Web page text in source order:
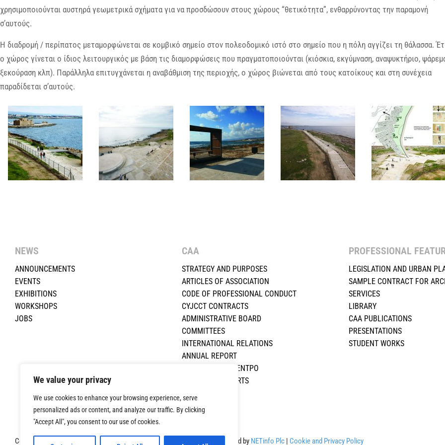
We value your privacy
We use cookies to enhance your browsing experience, serve
personalized ads or content, and analyze our traffic. By clicking
"Accept All", you consent to our use of cookies.
χρησιμοποιούνται αυστηρά γεωμετρικά σχήματα για να προσδώσουν στους χώρους “θετικότητα”, ενθαρρύνοντας την παραμονή
σ’αυτούς.
Η διαδρομή / περίπατος μεταμορφώνεται σε κομβικό σημείο στον πολεοδομικό ιστό στο σημείο που η πόλη αγγίζει τη θάλασσα.
ο χώρος γίνεται ο ίδιος λειτουργικός με βάση τις διαμορφώσεις που πραγματοποιούνται (κιόσκια, εκγύμναση, αναψυκτήριο,
ξεκούραση κλπ). Παράλληλα επιτυγχάνεται η αναβάθμιση της περιοχής, ο χώρος βιώνεται από τους κατοίκους και στη συνέχεια
παραδίδεται σ’αυτούς.
NEWS
ANNOUNCEMENTS
EVENTS
EXHIBITIONS
WORKSHOPS
JOBS
CAA
STRATEGY AND PURPOSES
ARTICLES OF ASSOCIATION
CODE OF PROFESSIONAL CONDUCT
CYJCCT CONTRACTS
ADMINISTRATIVE BOARD
COMMITTEES
INTERNATIONAL RELATIONS
ANNUAL REPORT
ΕΚΠΑΙΔΕΥΤΙΚΟ ΚΕΝΤΡΟ
FINANCIAL REPORTS
PROFESSIONAL
LEGISLATION AND URBAN
SAMPLE CONTRACT FOR
SERVICES
LIBRARY
CAA PUBLICATIONS
PRESENTATIONS
STUDENT WORKS
Copyright ©2024 Cyprus Architects Association. All Rights Reserved. Powered by NETinfo Plc | Cookie and Privacy Policy